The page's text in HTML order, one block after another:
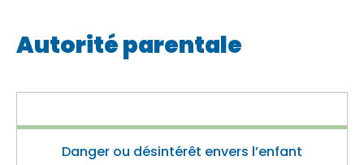
Autorité parentale
Danger ou désintérêt envers l’enfant